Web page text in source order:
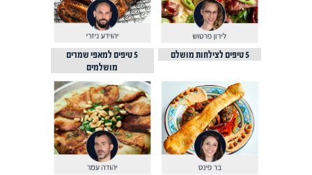
5 טיפים לצילחות מושלם
5 טיפים למאפי שמרים
מושלמים